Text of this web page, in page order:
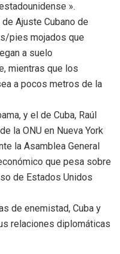
».
Ajuste Cubano de
pies mojados que
a suelo
mientras que los
a pocos metros de la
y el de Cuba, Raúl
la ONU en Nueva York
la Asamblea General
que pesa sobre
de Estados Unidos
de enemistad, Cuba y
relaciones diplomáticas